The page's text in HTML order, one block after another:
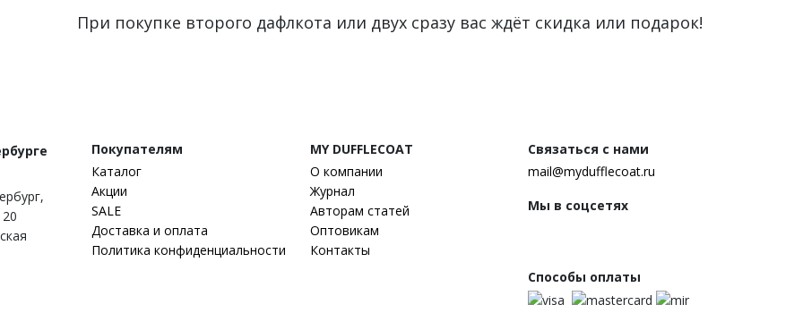
При покупке второго дафлкота или двух сразу вас ждёт скидка или подарок!
,
Покупателям
Каталог
Акции
SALE
Доставка и оплата
Политика конфиденциальности
MY DUFFLECOAT
О компании
Журнал
Авторам статей
Оптовикам
Контакты
Связаться с нами
mail@mydufflecoat.ru
Мы в соцсетях
Способы оплаты